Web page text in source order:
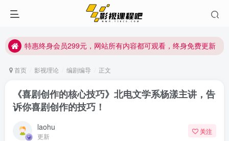
特惠终身会员299元，网站所有内容都可观看，终身免费更新
特惠终身会员299元，网站所有内容都可观看，终身免费更新
首页 影视理论 编剧编导 正文
《喜剧创作的核心技巧》北电文学系杨漾主讲，告
诉你喜剧创作的技巧！
laohu
更新
关注